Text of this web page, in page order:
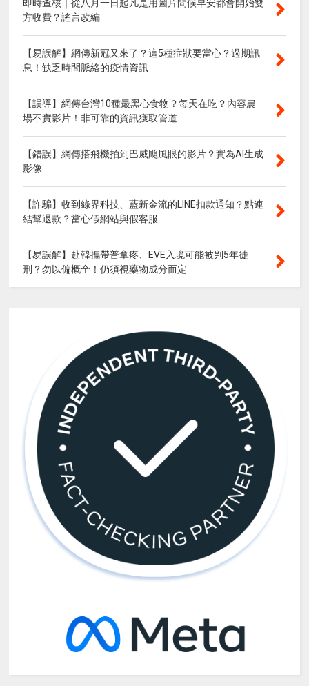
即時查核｜從八月一日起凡是用圖片問候早安都會開始雙
方收費？謠言改編
【易誤解】網傳新冠又來了？這5種症狀要當心？過期訊
息！缺乏時間脈絡的疫情資訊
【誤導】網傳台灣10種最黑心食物？每天在吃？內容農
場不實影片！非可靠的資訊獲取管道
【錯誤】網傳搭飛機拍到巴威颱風眼的影片？實為AI生成
影像
【詐騙】收到綠界科技、藍新金流的LINE扣款通知？點連
結幫退款？當心假網站與假客服
【易誤解】赴韓攜帶普拿疼、EVE入境可能被判5年徒
刑？勿以偏概全！仍須視藥物成分而定